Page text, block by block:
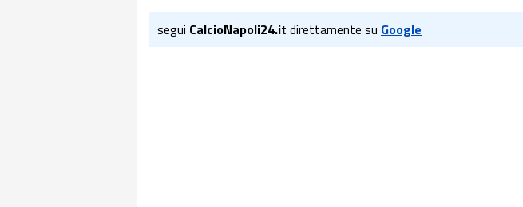
segui CalcioNapoli24.it direttamente su Google